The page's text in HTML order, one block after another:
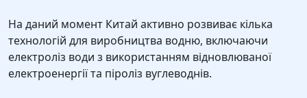
На даний момент Китай активно розвиває кілька
технологій для виробництва водню, включаючи
електроліз води з використанням відновлюваної
електроенергії та піроліз вуглеводнів.